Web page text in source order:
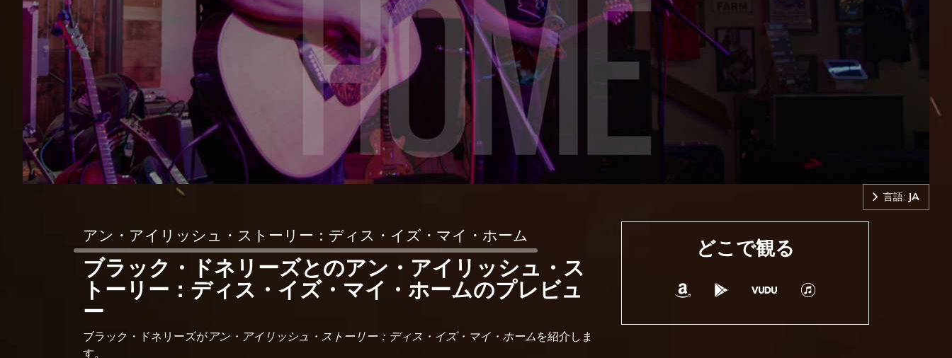
Video
言語: JA
アン・アイリッシュ・ストーリー：ディス・イズ・マイ・ホーム
ブラック・ドネリーズとのアン・アイリッシュ・ス
トーリー：ディス・イズ・マイ・ホームのプレビュ
ー
ブラック・ドネリーズが アン・アイリッシュ・ストーリー：ディス・イズ・マイ・ホームを紹介しま
す。
どこで観る